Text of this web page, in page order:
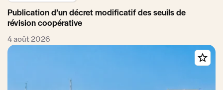
Publication d’un décret modificatif des seuils de
révision coopérative
4 août 2026